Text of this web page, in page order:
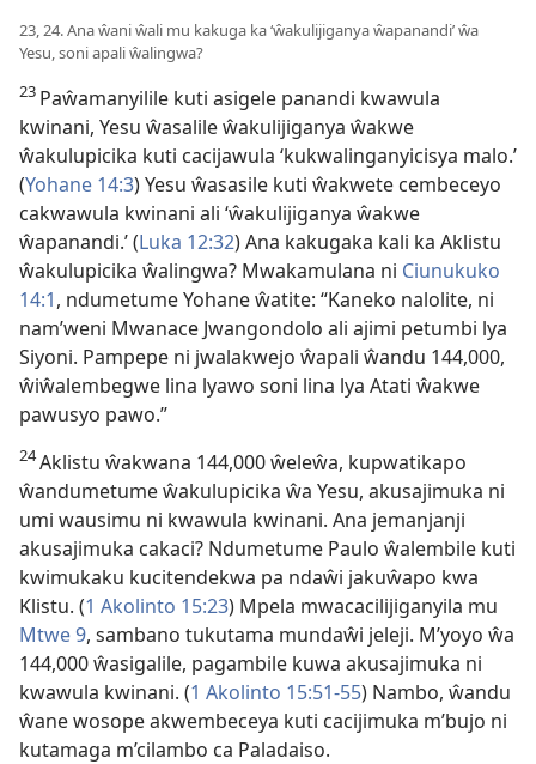
23, 24. Ana ŵani ŵali mu kakuga ka ‘ŵakulijiganya ŵapanandi’ ŵa
Yesu, soni apali ŵalingwa?
23 Paŵamanyilile kuti asigele panandi kwawula
kwinani, Yesu ŵasalile ŵakulijiganya ŵakwe
ŵakulupicika kuti cacijawula ‘kukwalinganyicisya malo.’
(Yohane 14:3) Yesu ŵasasile kuti ŵakwete cembeceyo
cakwawula kwinani ali ‘ŵakulijiganya ŵakwe
ŵapanandi.’ (Luka 12:32) Ana kakugaka kali ka Aklistu
ŵakulupicika ŵalingwa? Mwakamulana ni Ciunukuko
14:1, ndumetume Yohane ŵatite: “Kaneko nalolite, ni
nam’weni Mwanace Jwangondolo ali ajimi petumbi lya
Siyoni. Pampepe ni jwalakwejo ŵapali ŵandu 144,000,
ŵiŵalembegwe lina lyawo soni lina lya Atati ŵakwe
pawusyo pawo.”
24Aklistu ŵakwana 144,000 ŵeleŵa, kupwatikapo
ŵandumetume ŵakulupicika ŵa Yesu, akusajimuka ni
umi wausimu ni kwawula kwinani. Ana jemanjanji
akusajimuka cakaci? Ndumetume Paulo ŵalembile kuti
kwimukaku kucitendekwa pa ndaŵi jakuŵapo kwa
Klistu. (1 Akolinto 15:23) Mpela mwacacilijiganyila mu
Mtwe 9, sambano tukutama mundaŵi jeleji. M’yoyo ŵa
144,000 ŵasigalile, pagambile kuwa akusajimuka ni
kwawula kwinani. (1 Akolinto 15:51-55) Nambo, ŵandu
ŵane wosope akwembeceya kuti cacijimuka m’bujo ni
kutamaga m’cilambo ca Paladaiso.